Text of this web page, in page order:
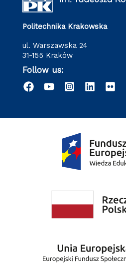
Politechnika Krakowska
ul. Warszawska 24
31-155 Kraków
Follow us: